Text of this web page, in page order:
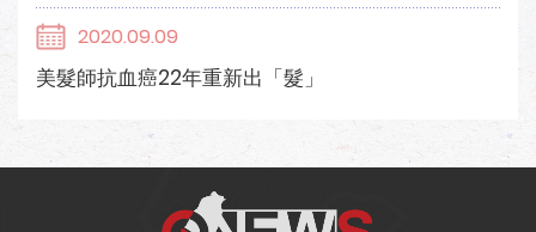
2020.09.09
美髮師抗血癌22年重新出「髮」